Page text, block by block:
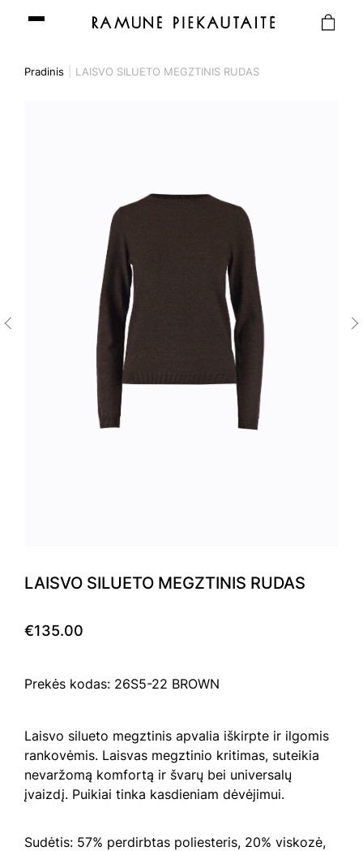
Pradinis LAISVO SILUETO MEGZTINIS RUDAS
LAISVO SILUETO MEGZTINIS RUDAS
€135.00
Prekės kodas: 26S5-22 BROWN
Laisvo silueto megztinis apvalia iškirpte ir ilgomis
rankovėmis. Laisvas megztinio kritimas, suteikia
nevaržomą komfortą ir švarų bei universalų
įvaizdį. Puikiai tinka kasdieniam dėvėjimui.
Sudėtis: 57% perdirbtas poliesteris, 20% viskozė,